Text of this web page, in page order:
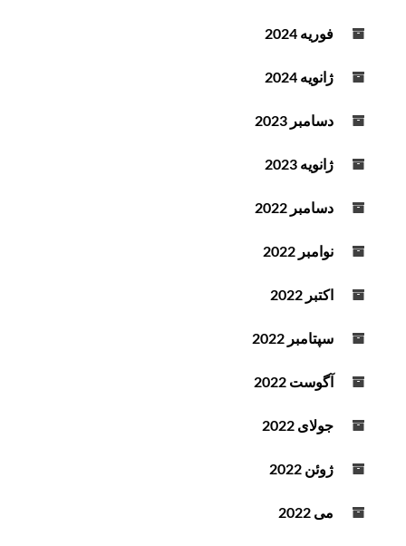
فوریه 2024
ژانویه 2024
دسامبر 2023
ژانویه 2023
دسامبر 2022
نوامبر 2022
اکتبر 2022
سپتامبر 2022
آگوست 2022
جولای 2022
ژوئن 2022
می 2022